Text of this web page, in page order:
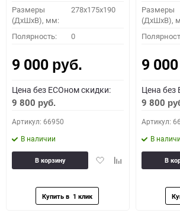
Размеры
(ДхШхВ), мм:
278x175x190
Полярность: 0
9 000 руб.
Цена без ECOном скидки:
9 800 руб.
Артикул: 66950
В наличии
ДобавитьДобавить
В корзину
Размеры
(ДхШхВ),
9 000
Цена без
9 800
Артикул:
В
В